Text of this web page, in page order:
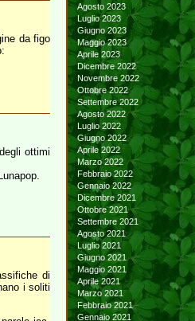
da figo
ottimi
di
i soliti
Agosto 2023
Luglio 2023
Giugno 2023
Maggio 2023
Aprile 2023
Dicembre 2022
Novembre 2022
Ottobre 2022
Settembre 2022
Agosto 2022
Luglio 2022
Giugno 2022
Aprile 2022
Marzo 2022
Febbraio 2022
Gennaio 2022
Dicembre 2021
Ottobre 2021
Settembre 2021
Agosto 2021
Luglio 2021
Giugno 2021
Maggio 2021
Aprile 2021
Marzo 2021
Febbraio 2021
Gennaio 2021